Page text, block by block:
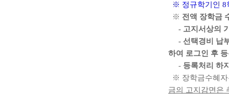
※ 정규학기인 8
※ 전액 장학금
- 고지서상의
- 선택경비 납
하여 로그인 후
- 등록처리 하
※ 장학금수혜
금의 고지감면은